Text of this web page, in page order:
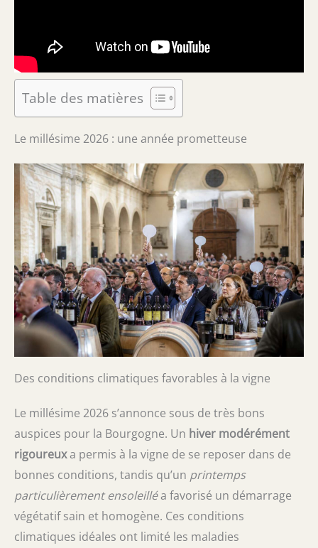
Table des matières
Le millésime 2026 : une année prometteuse
Des conditions climatiques favorables à la vigne
Le millésime 2026 s’annonce sous de très bons
auspices pour la Bourgogne. Un hiver modérément
rigoureuxa permis à la vigne de se reposer dans de
bonnes conditions, tandis qu’un printemps
particulièrement ensoleilléa favorisé un démarrage
végétatif sain et homogène. Ces conditions
climatiques idéales ont limité les maladies